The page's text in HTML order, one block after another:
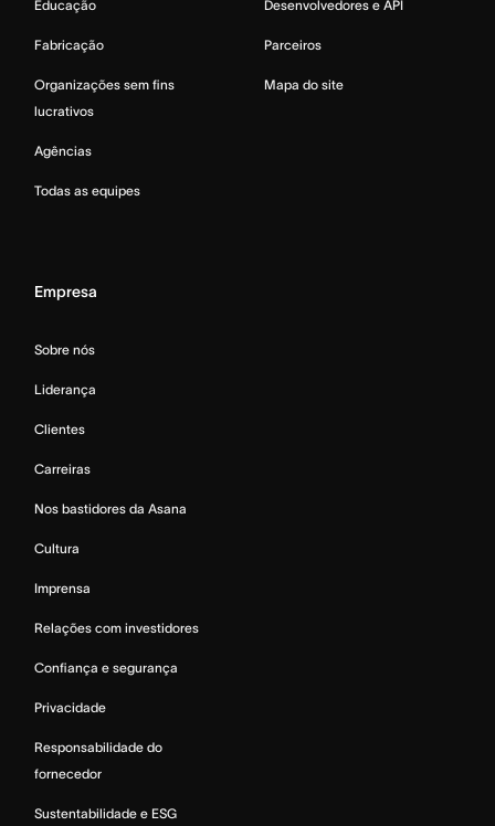
Educação
Fabricação
Organizações sem fins
lucrativos
Agências
Todas as equipes
Desenvolvedores e API
Parceiros
Mapa do site
Empresa
Sobre nós
Liderança
Clientes
Carreiras
Nos bastidores da Asana
Cultura
Imprensa
Relações com investidores
Confiança e segurança
Privacidade
Responsabilidade do
fornecedor
Sustentabilidade e ESG